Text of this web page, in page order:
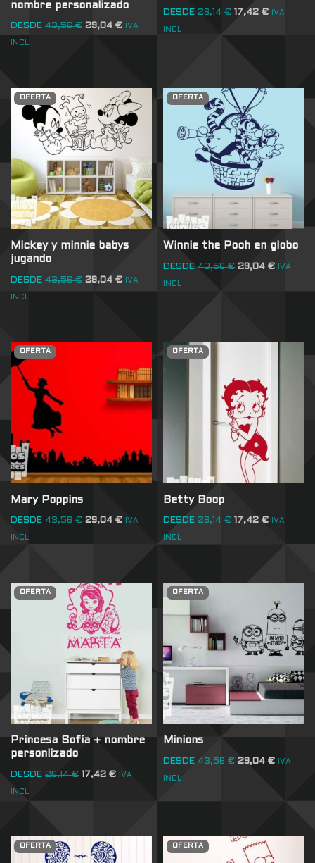
nombre personalizado
DESDE 43,56€ 29,04 € IVA
INCL
DESDE 26,14€ 17,42€ IVA
INCL
OFERTA
Mickey y minnie babys
jugando
DESDE 43,56€ 29,04 € IVA
INCL
OFERTA
Winnie the Pooh en globo
DESDE 43,56€ 29,04€ IVA
INCL
OFERTA
Mary Poppins
DESDE 43,56€ 29,04 € IVA
INCL
OFERTA
Betty Boop
DESDE 26,14€ 17,42€ IVA
INCL
OFERTA
Princesa Sofía + nombre
personlizado
DESDE 26,14€ 17,42 € IVA
INCL
OFERTA
Minions
DESDE 43,56€ 29,04€ IVA
INCL
OFERTA OFERTA